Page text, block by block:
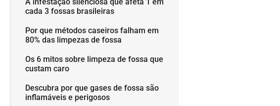
A infestação silenciosa que afeta 1 em
cada 3 fossas brasileiras
Por que métodos caseiros falham em
80% das limpezas de fossa
Os 6 mitos sobre limpeza de fossa que
custam caro
Descubra por que gases de fossa são
inflamáveis e perigosos